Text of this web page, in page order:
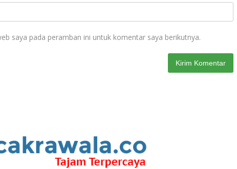
saya pada peramban ini untuk komentar saya berikutnya.